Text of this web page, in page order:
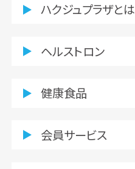
ハクジュプラザとは
ヘルストロン
健康食品
会員サービス